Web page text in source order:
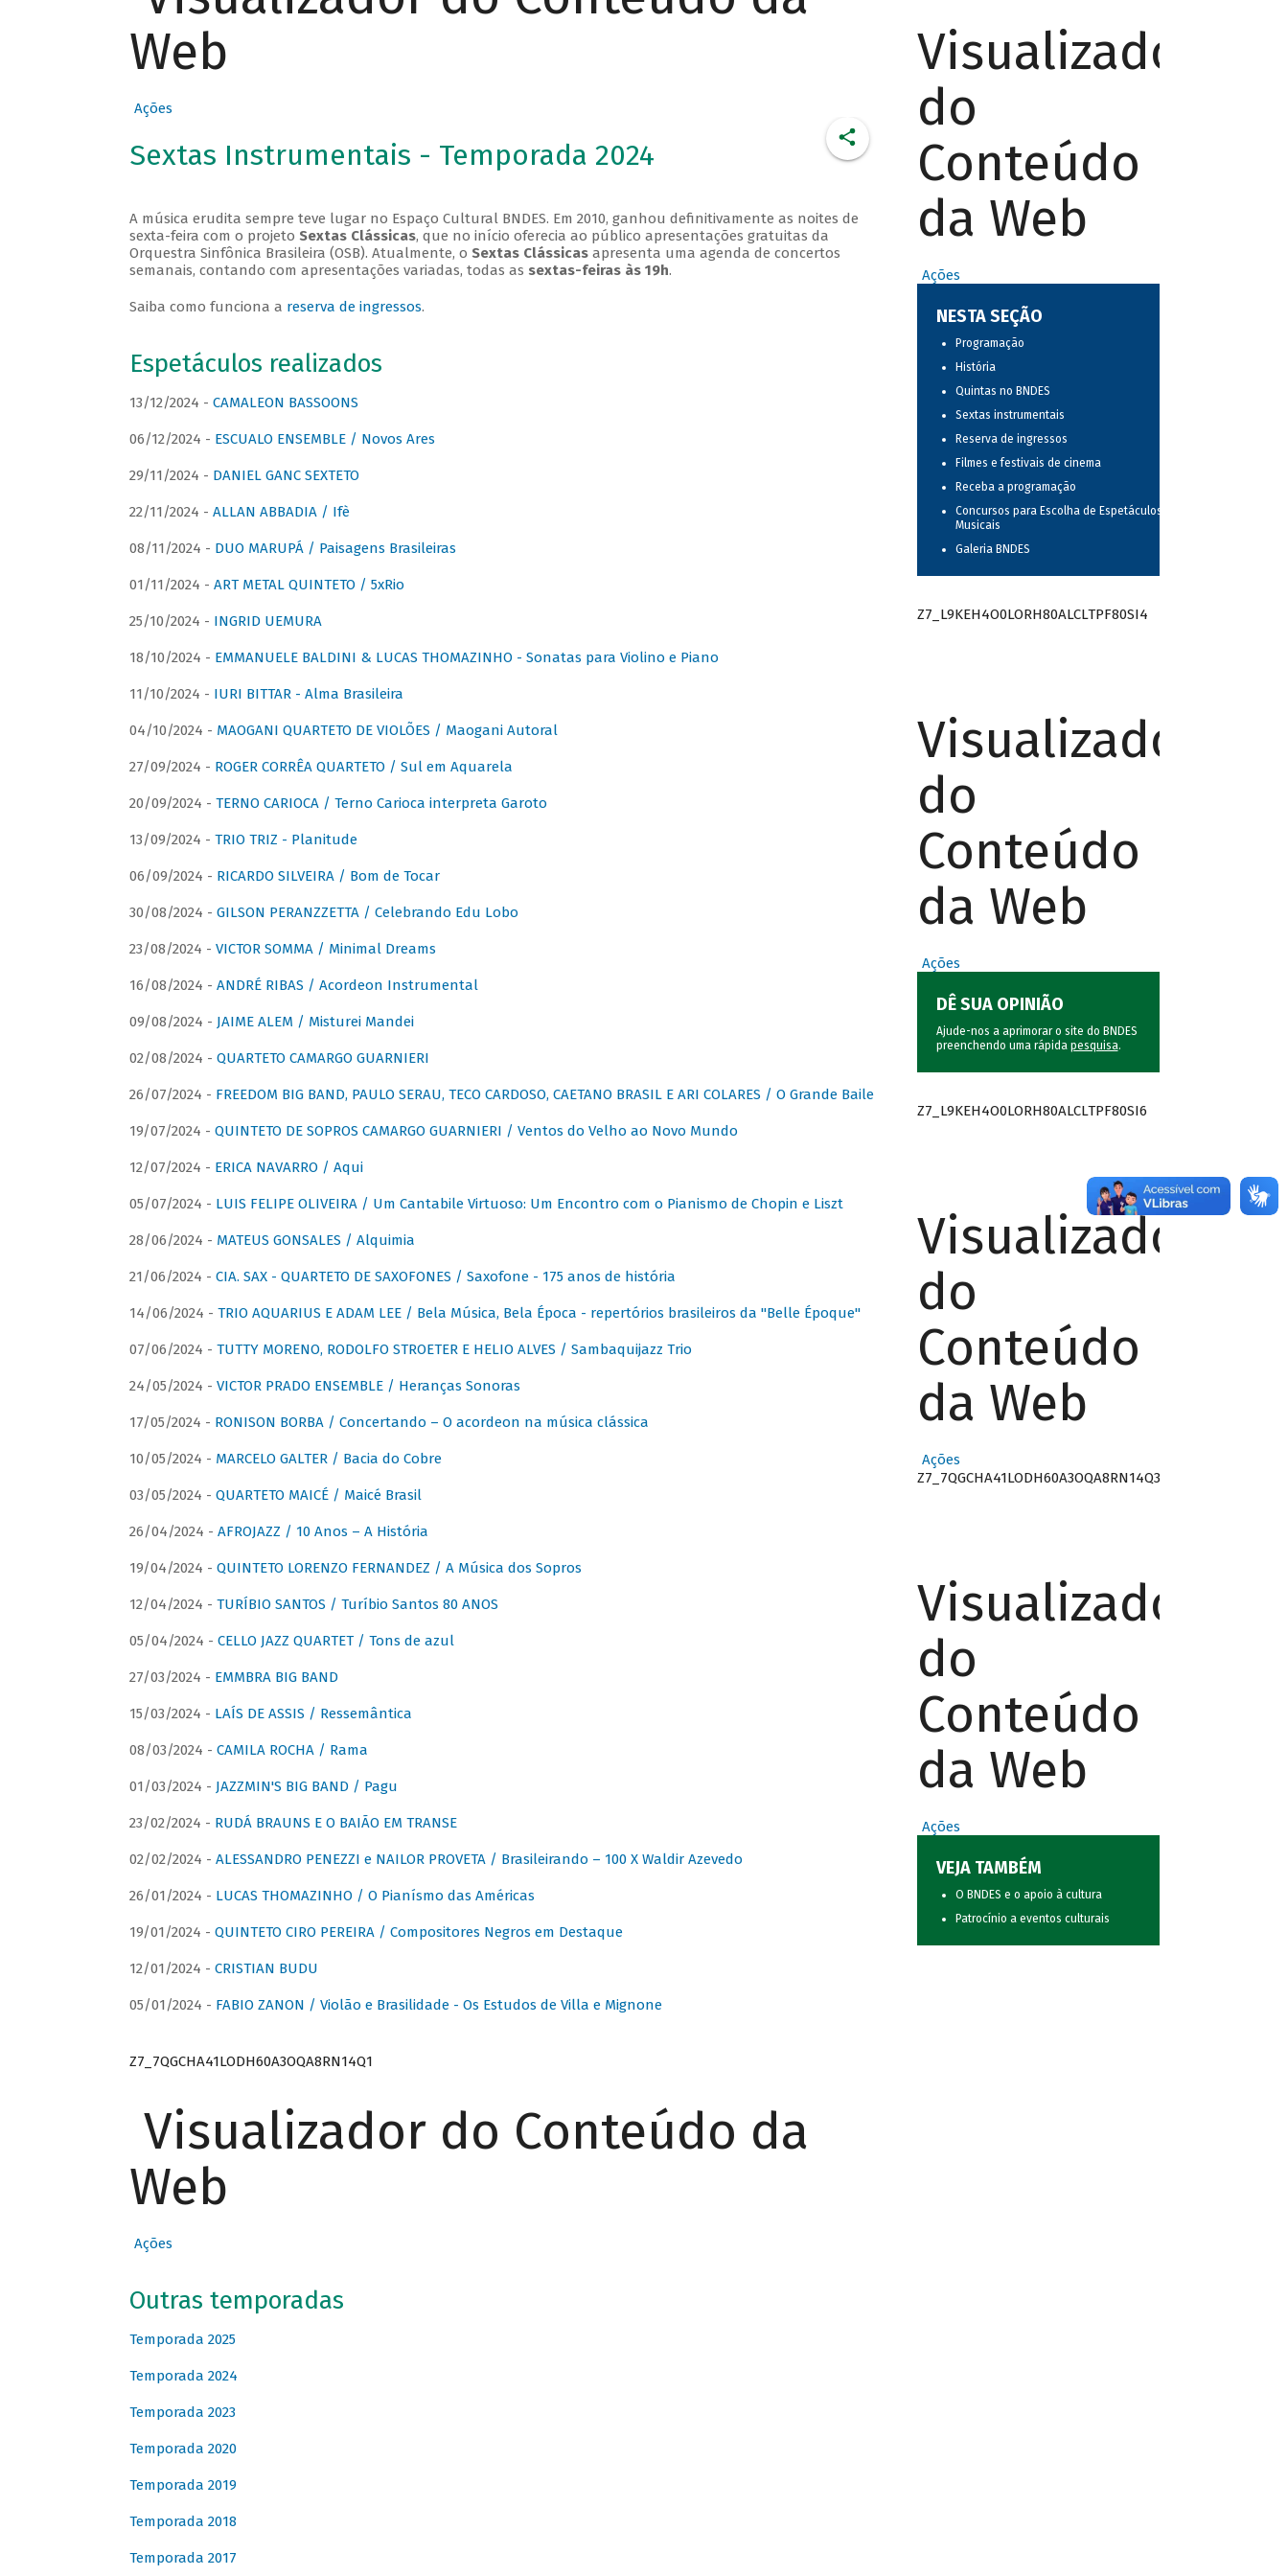
Web
Ações
Sextas Instrumentais - Temporada 2024
A música erudita sempre teve lugar no Espaço Cultural BNDES. Em 2010, ganhou definitivamente as noites de
sexta-feira com o projeto Sextas Clássicas, que no início oferecia ao público apresentações gratuitas da
Orquestra Sinfônica Brasileira (OSB). Atualmente, o Sextas Clássicasapresenta uma agenda de concertos
semanais, contando com apresentações variadas, todas as sextas-feiras às 19h.
Saiba como funciona a reserva de ingressos.
Espetáculos realizados
13/12/2024 - CAMALEON BASSOONS
06/12/2024 - ESCUALO ENSEMBLE / Novos Ares
29/11/2024 - DANIEL GANC SEXTETO
22/11/2024 - ALLAN ABBADIA / Ifè
08/11/2024 - DUO MARUPÁ / Paisagens Brasileiras
01/11/2024 - ART METAL QUINTETO / 5xRio
25/10/2024 - INGRID UEMURA
18/10/2024 - EMMANUELE BALDINI & LUCAS THOMAZINHO - Sonatas para Violino e Piano
11/10/2024 - IURI BITTAR - Alma Brasileira
04/10/2024 - MAOGANI QUARTETO DE VIOLÕES / Maogani Autoral
27/09/2024 - ROGER CORRÊA QUARTETO / Sul em Aquarela
20/09/2024 - TERNO CARIOCA / Terno Carioca interpreta Garoto
13/09/2024 - TRIO TRIZ - Planitude
06/09/2024 - RICARDO SILVEIRA / Bom de Tocar
30/08/2024 - GILSON PERANZZETTA / Celebrando Edu Lobo
23/08/2024 - VICTOR SOMMA / Minimal Dreams
16/08/2024 - ANDRÉ RIBAS / Acordeon Instrumental
09/08/2024 - JAIME ALEM / Misturei Mandei
02/08/2024 - QUARTETO CAMARGO GUARNIERI
26/07/2024 - FREEDOM BIG BAND, PAULO SERAU, TECO CARDOSO, CAETANO BRASIL E ARI COLARES / O Grande Baile
19/07/2024 - QUINTETO DE SOPROS CAMARGO GUARNIERI / Ventos do Velho ao Novo Mundo
12/07/2024 - ERICA NAVARRO / Aqui
05/07/2024 - LUIS FELIPE OLIVEIRA / Um Cantabile Virtuoso: Um Encontro com o Pianismo de Chopin e Liszt
28/06/2024 - MATEUS GONSALES / Alquimia
21/06/2024 - CIA. SAX - QUARTETO DE SAXOFONES / Saxofone - 175 anos de história
14/06/2024 - TRIO AQUARIUS E ADAM LEE / Bela Música, Bela Época - repertórios brasileiros da "Belle Époque"
07/06/2024 - TUTTY MORENO, RODOLFO STROETER E HELIO ALVES / Sambaquijazz Trio
24/05/2024 - VICTOR PRADO ENSEMBLE / Heranças Sonoras
17/05/2024 - RONISON BORBA / Concertando – O acordeon na música clássica
10/05/2024 - MARCELO GALTER / Bacia do Cobre
03/05/2024 - QUARTETO MAICÉ / Maicé Brasil
26/04/2024 - AFROJAZZ / 10 Anos – A História
19/04/2024 - QUINTETO LORENZO FERNANDEZ / A Música dos Sopros
12/04/2024 - TURÍBIO SANTOS / Turíbio Santos 80 ANOS
05/04/2024 - CELLO JAZZ QUARTET / Tons de azul
27/03/2024 - EMMBRA BIG BAND
15/03/2024 - LAÍS DE ASSIS / Ressemântica
08/03/2024 - CAMILA ROCHA / Rama
01/03/2024 - JAZZMIN'S BIG BAND / Pagu
23/02/2024 - RUDÁ BRAUNS E O BAIÃO EM TRANSE
02/02/2024 - ALESSANDRO PENEZZI e NAILOR PROVETA / Brasileirando – 100 X Waldir Azevedo
26/01/2024 - LUCAS THOMAZINHO / O Pianísmo das Américas
19/01/2024 - QUINTETO CIRO PEREIRA / Compositores Negros em Destaque
12/01/2024 - CRISTIAN BUDU
05/01/2024 - FABIO ZANON / Violão e Brasilidade - Os Estudos de Villa e Mignone
Z7_7QGCHA41LODH60A3OQA8RN14Q1
Visualizador do Conteúdo da
Web
Ações
Outras temporadas
Temporada 2025
Temporada 2024
Temporada 2023
Temporada 2020
Temporada 2019
Temporada 2018
Temporada 2017
Visualizador
do
Conteúdo
da Web
Ações
NESTA SEÇÃO
Programação
História
Quintas no BNDES
Sextas instrumentais
Reserva de ingressos
Filmes e festivais de cinema
Receba a programação
Concursos para Escolha de Espetáculos
Musicais
Galeria BNDES
Z7_L9KEH4O0LORH80ALCLTPF80SI4
Visualizador
do
Conteúdo
da Web
Ações
DÊ SUA OPINIÃO
Ajude-nos a aprimorar o site do BNDES
preenchendo uma rápida pesquisa.
Z7_L9KEH4O0LORH80ALCLTPF80SI6
Visualizador
do
Conteúdo
da Web
Ações
Z7_7QGCHA41LODH60A3OQA8RN14Q3
Visualizador
do
Conteúdo
da Web
Ações
VEJA TAMBÉM
O BNDES e o apoio à cultura
Patrocínio a eventos culturais